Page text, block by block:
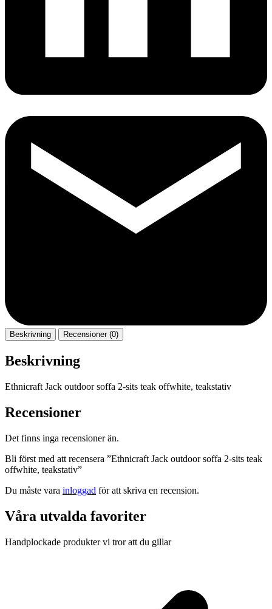
Beskrivning Recensioner (0)
Beskrivning
Ethnicraft Jack outdoor soffa 2-sits teak offwhite, teakstativ
Recensioner
Det finns inga recensioner än.
Bli först med att recensera ”Ethnicraft Jack outdoor soffa 2-sits teak
offwhite, teakstativ”
Du måste vara inloggad för att skriva en recension.
Våra utvalda favoriter
Handplockade produkter vi tror att du gillar